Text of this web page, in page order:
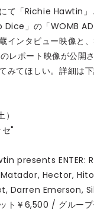
て「Richie Hawtin」
」の「WOMB
インタビュー映像と
レポート映像が公開
みてほしい。詳細は下
"
presents ENTER:
Hector,
Darren Emerson,
ト￥6,500 / グルー